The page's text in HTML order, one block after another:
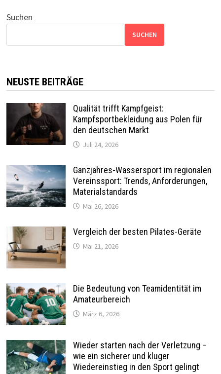
Suchen
SUCHEN
NEUSTE BEITRÄGE
Qualität trifft Kampfgeist:
Kampfsportbekleidung aus Polen für
den deutschen Markt
Juli 24, 2026
Ganzjahres-Wassersport im regionalen
Vereinssport: Trends, Anforderungen,
Materialstandards
Mai 26, 2026
Vergleich der besten Pilates-Geräte
Mai 21, 2026
Die Bedeutung von Teamidentität im
Amateurbereich
März 6, 2026
Wieder starten nach der Verletzung –
wie ein sicherer und kluger
Wiedereinstieg in den Sport gelingt